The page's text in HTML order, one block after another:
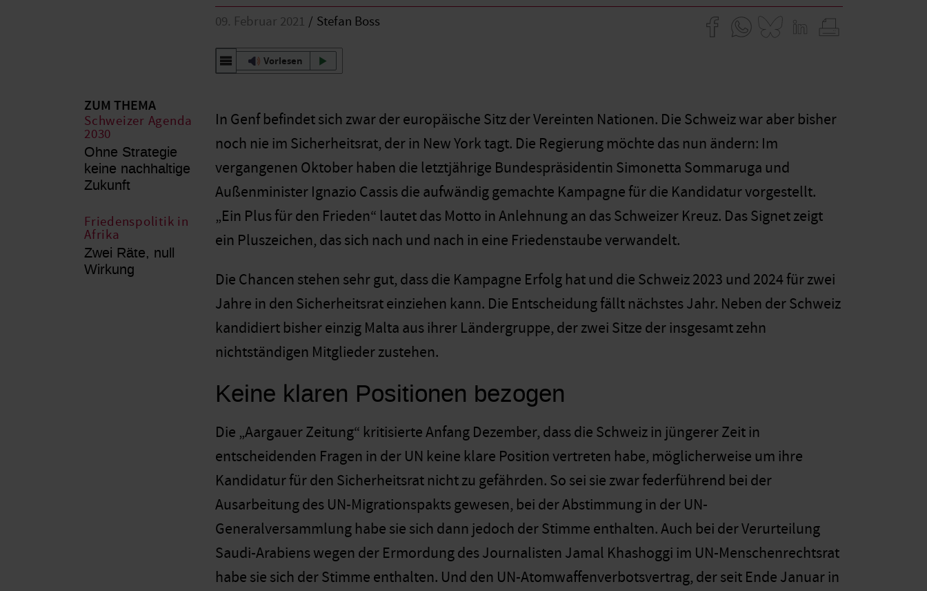
ZUM THEMA
Schweizer Agenda
2030
Ohne Strategie
keine nachhaltige
Zukunft
Friedenspolitik in
Afrika
Zwei Räte, null
Wirkung
09. Februar 2021 Stefan Boss
Vorlesen
In Genf befindet sich zwar der europäische Sitz der Vereinten Nationen. Die Schweiz war aber bisher
noch nie im Sicherheitsrat, der in New York tagt. Die Regierung möchte das nun ändern: Im
vergangenen Oktober haben die letztjährige Bundespräsidentin Simonetta Sommaruga und
Außenminister Ignazio Cassis die aufwändig gemachte Kampagne für die Kandidatur vorgestellt.
„Ein Plus für den Frieden“ lautet das Motto in Anlehnung an das Schweizer Kreuz. Das Signet zeigt
ein Pluszeichen, das sich nach und nach in eine Friedenstaube verwandelt.
Die Chancen stehen sehr gut, dass die Kampagne Erfolg hat und die Schweiz 2023 und 2024 für zwei
Jahre in den Sicherheitsrat einziehen kann. Die Entscheidung fällt nächstes Jahr. Neben der Schweiz
kandidiert bisher einzig Malta aus ihrer Ländergruppe, der zwei Sitze der insgesamt zehn
nichtständigen Mitglieder zustehen.
Keine klaren Positionen bezogen
Die „Aargauer Zeitung“ kritisierte Anfang Dezember, dass die Schweiz in jüngerer Zeit in
entscheidenden Fragen in der UN keine klare Position vertreten habe, möglicherweise um ihre
Kandidatur für den Sicherheitsrat nicht zu gefährden. So sei sie zwar federführend bei der
Ausarbeitung des UN-Migrationspakts gewesen, bei der Abstimmung in der UN-
Generalversammlung habe sie sich dann jedoch der Stimme enthalten. Auch bei der Verurteilung
Saudi-Arabiens wegen der Ermordung des Journalisten Jamal Khashoggi im UN-Menschenrechtsrat
habe sie sich der Stimme enthalten. Und den UN-Atomwaffenverbotsvertrag, der seit Ende Januar in